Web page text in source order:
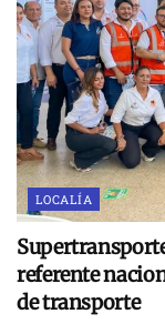
LOCALÍA
referente
de transporte